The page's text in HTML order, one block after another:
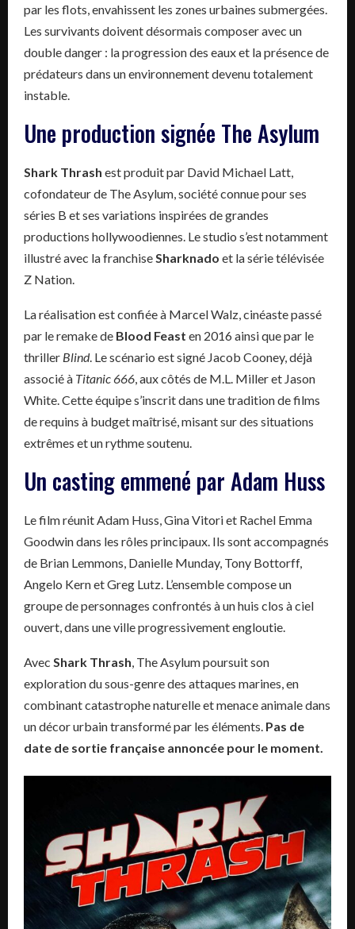
par les flots, envahissent les zones urbaines submergées.
Les survivants doivent désormais composer avec un
double danger : la progression des eaux et la présence de
prédateurs dans un environnement devenu totalement
instable.
Une production signée The Asylum
Shark Thrash est produit par David Michael Latt,
cofondateur de The Asylum, société connue pour ses
séries B et ses variations inspirées de grandes
productions hollywoodiennes. Le studio s’est notamment
illustré avec la franchise Sharknado et la série télévisée
Z Nation.
La réalisation est confiée à Marcel Walz, cinéaste passé
par le remake de Blood Feast en 2016 ainsi que par le
thriller Blind. Le scénario est signé Jacob Cooney, déjà
associé à Titanic 666 , aux côtés de M.L. Miller et Jason
White. Cette équipe s’inscrit dans une tradition de films
de requins à budget maîtrisé, misant sur des situations
extrêmes et un rythme soutenu.
Un casting emmené par Adam Huss
Le film réunit Adam Huss, Gina Vitori et Rachel Emma
Goodwin dans les rôles principaux. Ils sont accompagnés
de Brian Lemmons, Danielle Munday, Tony Bottorff,
Angelo Kern et Greg Lutz. L’ensemble compose un
groupe de personnages confrontés à un huis clos à ciel
ouvert, dans une ville progressivement engloutie.
Avec Shark Thrash , The Asylum poursuit son
exploration du sous-genre des attaques marines, en
combinant catastrophe naturelle et menace animale dans
un décor urbain transformé par les éléments. Pas de
date de sortie française annoncée pour le moment.